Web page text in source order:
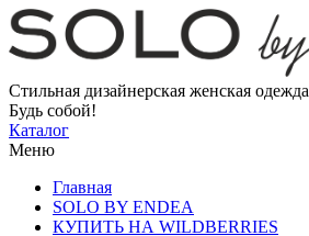
Стильная дизайнерская женская одежда
Будь собой!
Каталог
Меню
Главная
SOLO BY ENDEA
КУПИТЬ НА WILDBERRIES